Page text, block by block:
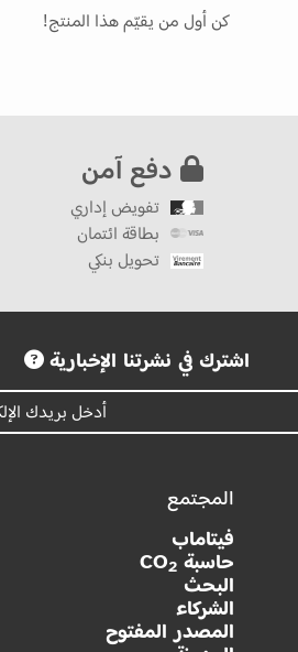
كن أول من يقيّم هذا المنتج!
دفع آمن
تفويض إداري
بطاقة ائتمان
تحويل بنكي
اشترك في نشرتنا الإخبارية
المجتمع
فيتاماب
حاسبة CO2
البحث
الشركاء
المصدر المفتوح